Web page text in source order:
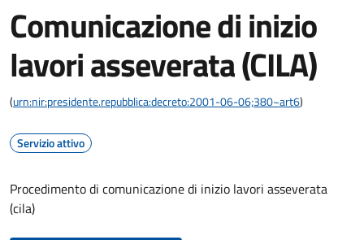
Comunicazione di inizio
lavori asseverata (CILA)
(urn:nir:presidente.repubblica:decreto:2001-06-06;380~art6)
Servizio attivo
Procedimento di comunicazione di inizio lavori asseverata
(cila)